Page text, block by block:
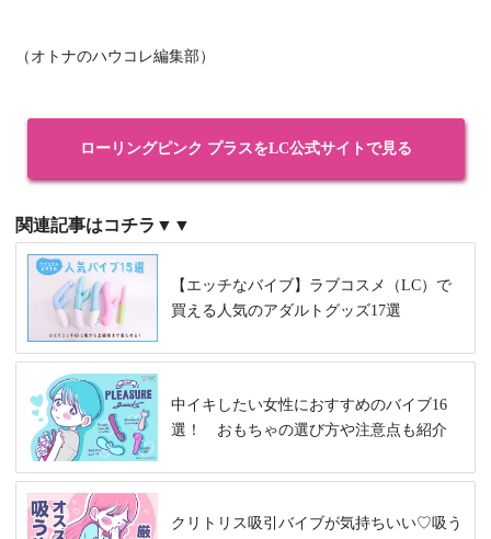
（オトナのハウコレ編集部）
ローリングピンク プラスをLC公式サイトで見る
関連記事はコチラ▼▼
【エッチなバイブ】ラブコスメ（LC）で
買える人気のアダルトグッズ17選
中イキしたい女性におすすめのバイブ16
選！ おもちゃの選び方や注意点も紹介
クリトリス吸引バイブが気持ちいい♡吸う